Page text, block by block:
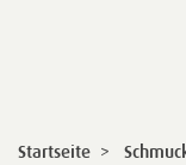
Startseite >